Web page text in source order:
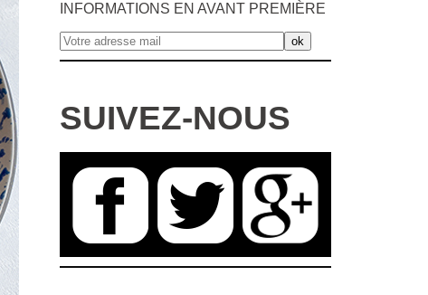
INFORMATIONS EN AVANT PREMIÈRE
SUIVEZ-NOUS